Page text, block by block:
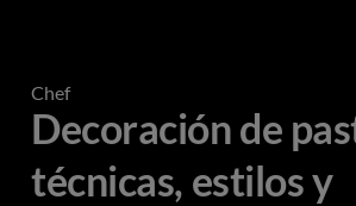
Chef
Decoración de
técnicas, estilos y